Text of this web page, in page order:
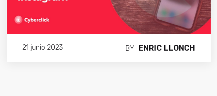
21 junio 2023 BY ENRIC LLONCH